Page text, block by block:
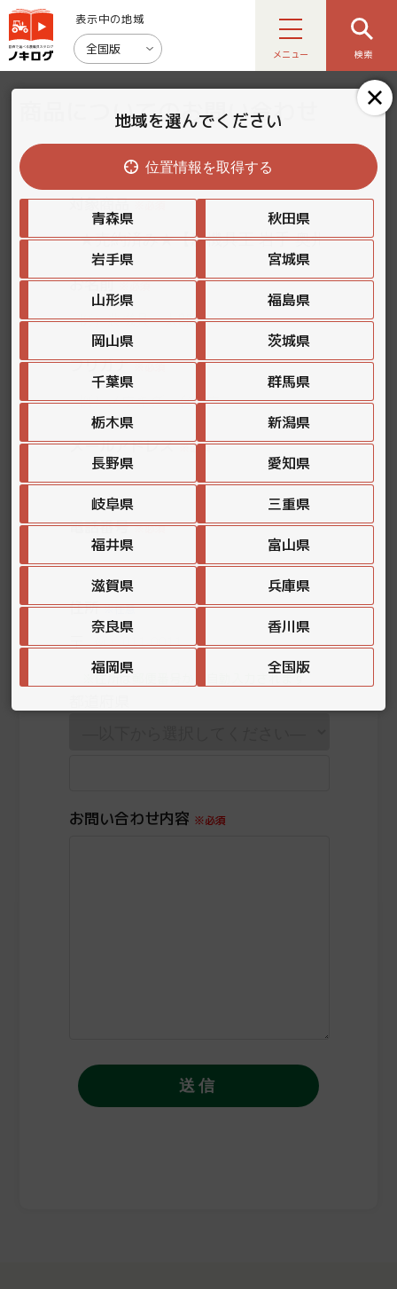
表示中の地域
全国版 メニュー 検索
商品についてのお問い合わせ
対象商品
お名前※必須
フリガナ※必須
メールアドレス※必須
電話番号※必須
住所※任意
〒
※住所は郵便番号から自動入力されます
お問い合わせ内容 ※必須
地域を選んでください
位置情報を取得する
青森県 秋田県
岩手県 宮城県
山形県 福島県
岡山県 茨城県
千葉県 群馬県
栃木県 新潟県
長野県 愛知県
岐阜県 三重県
福井県 富山県
滋賀県 兵庫県
奈良県 香川県
福岡県 全国版